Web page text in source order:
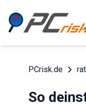
PCrisk.de
So